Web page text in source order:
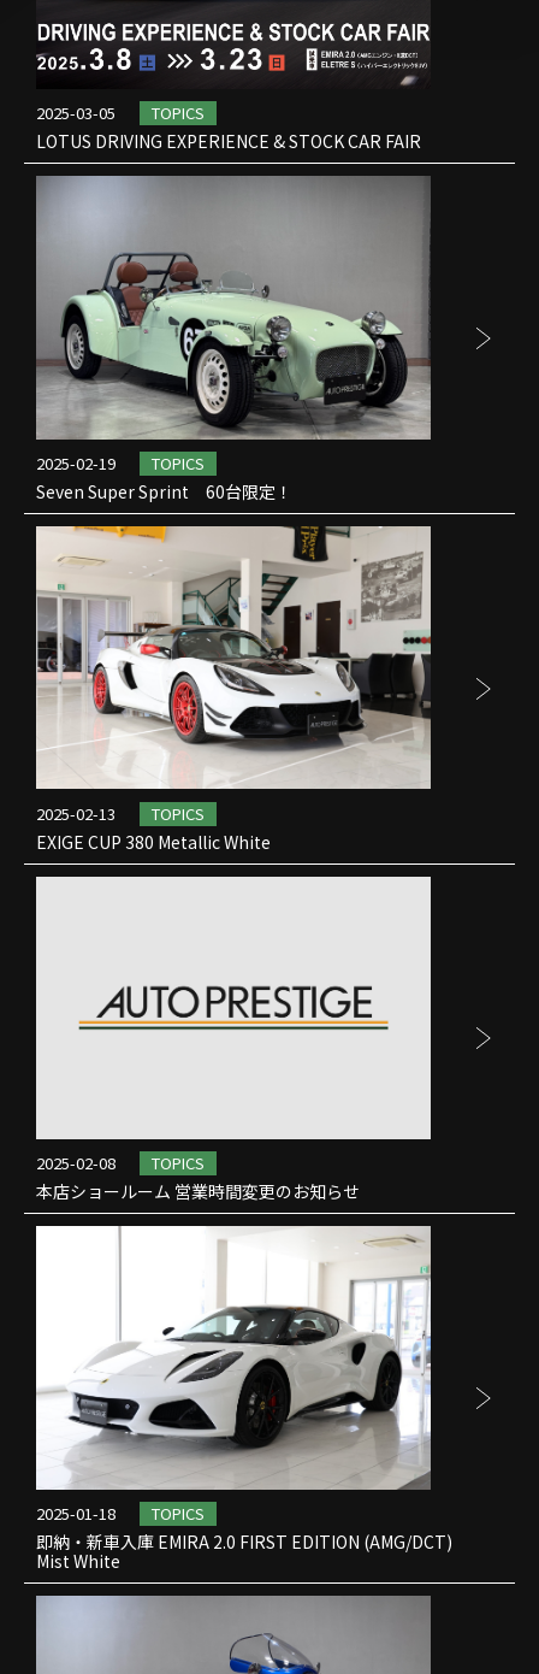
2025-03-05 TOPICS
LOTUS DRIVING EXPERIENCE & STOCK CAR FAIR
2025-02-19 TOPICS
Seven Super Sprint 60台限定！
2025-02-13 TOPICS
EXIGE CUP 380 Metallic White
2025-02-08 TOPICS
本店ショールーム 営業時間変更のお知らせ
2025-01-18 TOPICS
即納・新車入庫 EMIRA 2.0 FIRST EDITION (AMG/DCT)
Mist White